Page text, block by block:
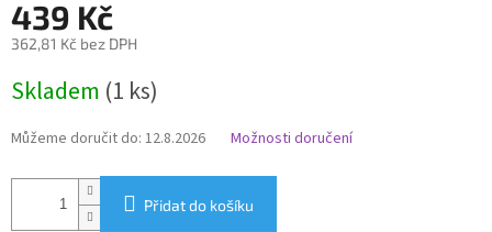
439 Kč
362,81 Kč bez DPH
cena:
Skladem (1 ks)
Můžeme doručit do: 12.8.2026 Možnosti doručení
Přidat do košíku